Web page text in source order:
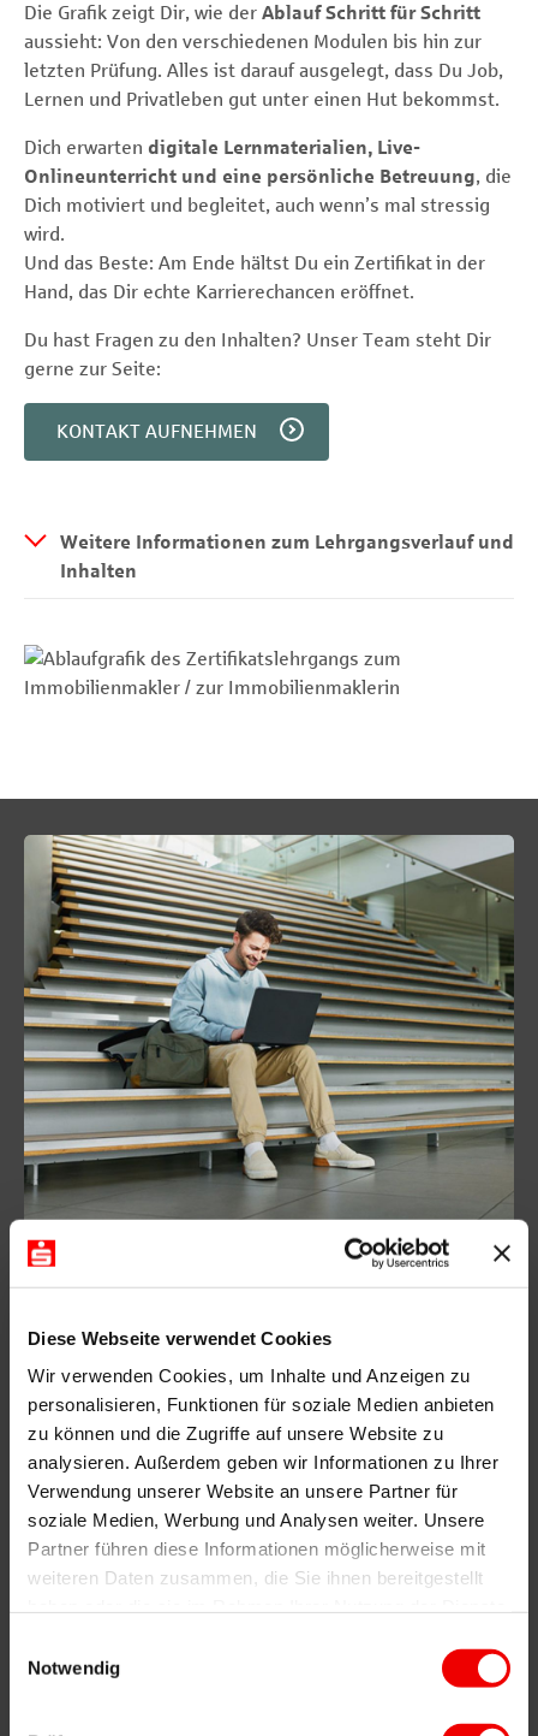
Diese Webseite verwendet Cookies
Wir verwenden Cookies, um Inhalte und Anzeigen zu
personalisieren, Funktionen für soziale Medien anbieten
zu können und die Zugriffe auf unsere Website zu
analysieren. Außerdem geben wir Informationen zu Ihrer
Verwendung unserer Website an unsere Partner für
soziale Medien, Werbung und Analysen weiter. Unsere
Partner führen diese Informationen möglicherweise mit
weiteren Daten zusammen, die Sie ihnen bereitgestellt
Notwendig
Die Grafik zeigt Dir, wie der Ablauf Schritt für Schritt
aussieht: Von den verschiedenen Modulen bis hin zur
letzten Prüfung. Alles ist darauf ausgelegt, dass Du Job,
Lernen und Privatleben gut unter einen Hut bekommst.
Dich erwarten digitale Lernmaterialien, Live-
Onlineunterricht und eine persönliche Betreuung, die
Dich motiviert und begleitet, auch wenn’s mal stressig
wird.
Und das Beste: Am Ende hältst Du ein Zertifikat in der
Hand, das Dir echte Karrierechancen eröffnet.
Du hast Fragen zu den Inhalten? Unser Team steht Dir
gerne zur Seite:
KONTAKT AUFNEHMEN
Weitere Informationen zum Lehrgangsverlauf und
Inhalten
Jetzt anmelden
Deine Karriere noch heute und melde Dich für den
nächsten Termin direkt an!
Die nächsten Starttermine in Voll- und Teilzeit:
ZUR VOLLZEIT ANMELDUNG:
ZUR VOLLZEIT ANMELDUNG: